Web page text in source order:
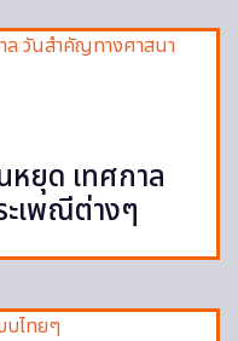
ยุด เทศกาล
เพณีต่างๆ